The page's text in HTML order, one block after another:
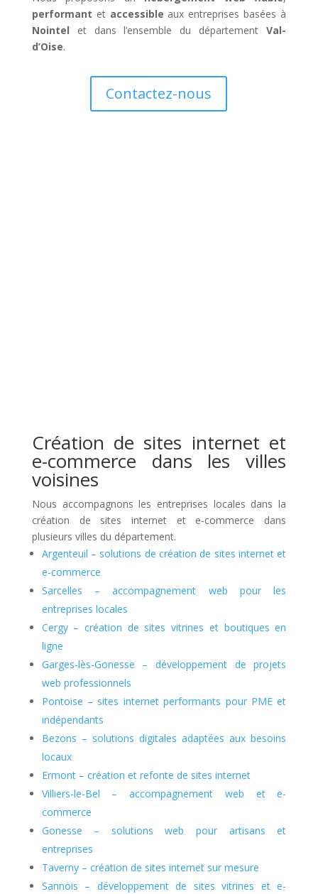
performant et accessible aux entreprises basées à
Nointel et dans l’ensemble du départementVal-
d’Oise.
Contactez-nous
Création de sites internet et
e-commerce dans les villes
voisines
Nous accompagnons les entreprises locales dans la
création de sites internet et e-commerce dans
plusieurs villes du département.
Argenteuil – solutions de création de sites internet et
e-commerce
Sarcelles – accompagnement web pour les
entreprises locales
Cergy – création de sites vitrines et boutiques en
ligne
Garges-lès-Gonesse – développement de projets
web professionnels
Pontoise – sites internet performants pour PME et
indépendants
Bezons – solutions digitales adaptées aux besoins
locaux
Ermont – création et refonte de sites internet
Villiers-le-Bel – accompagnement web et e-
commerce
Gonesse – solutions web pour artisans et
entreprises
Taverny – création de sites internet sur mesure
Sannois – développement de sites vitrines et e-